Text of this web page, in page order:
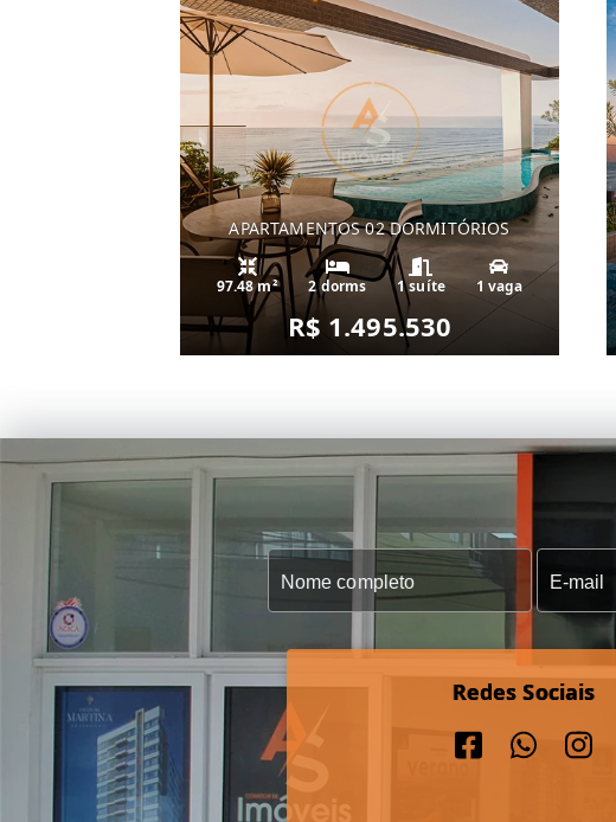
APARTAMENTOS 02 DORMITÓRIOS
97.48 m² 2 dorms 1 suíte 1 vaga
R$ 1.495.530
Redes Sociais